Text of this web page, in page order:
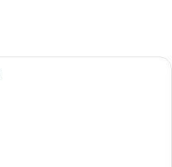
Une chambre d’hôtel avec un grand